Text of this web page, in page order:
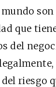
que
del
riesgo